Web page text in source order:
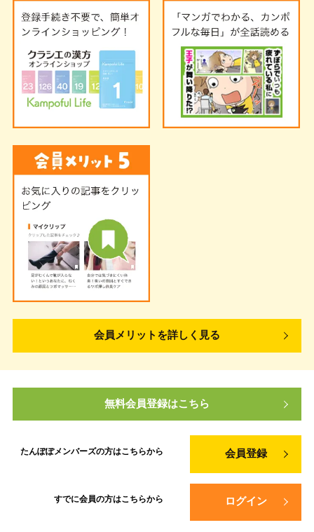
会員メリットを詳しく見る
無料会員登録はこちら
たんぽぽメンバーズの方はこちらから 会員登録
すでに会員の方はこちらから ログイン